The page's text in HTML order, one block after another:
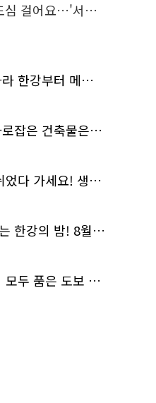
자 페스티벌' 선착순 5천명
주황색 리본 따라 한강부터 메타세쿼이아 숲길까지…서울둘레길 15코스
나의 마음을 사로잡은 건축물은? '서울시 건축상' 수상작 공개!
더울 땐 잠시 쉬었다 가세요! 생수 냉장고부터 해피소·무더위쉼터까지
낮보다 기대되는 한강의 밤! 8월 한정 무료 '한강 밤핑' 예약은?
호수·예술·미식 모두 품은 도보 코스! 서울식물원~LG아트센터~마곡테라스거리